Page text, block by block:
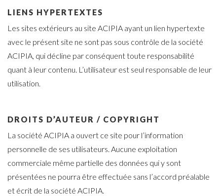
LIENS HYPERTEXTES
Les sites extérieurs au site ACIPIA ayant un lien hypertexte
avec le présent site ne sont pas sous contrôle de la société
ACIPIA, qui décline par conséquent toute responsabilité
quant à leur contenu. L’utilisateur est seul responsable de leur
utilisation.
DROITS D’AUTEUR / COPYRIGHT
La société ACIPIA a ouvert ce site pour l’information
personnelle de ses utilisateurs. Aucune exploitation
commerciale même partielle des données qui y sont
présentées ne pourra être effectuée sans l’accord préalable
et écrit de la société ACIPIA.